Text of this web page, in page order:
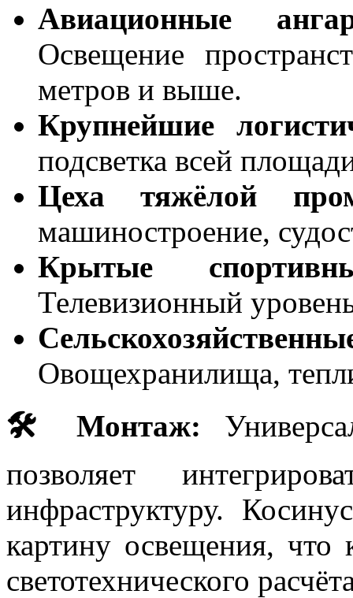
Авиационные
Освещение
метров и выше.
Крупнейшие
подсветка всей
Цеха тяжёлой
машиностроение,
Крытые
Телевизионный
Овощехранилища,
🛠 Монтаж:
позволяет
инфраструктуру.
картину освещения, что
светотехнического